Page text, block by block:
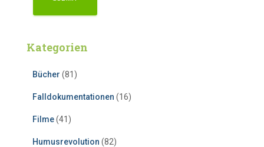
Kategorien
Bücher (81)
Falldokumentationen (16)
Filme(41)
Humusrevolution (82)